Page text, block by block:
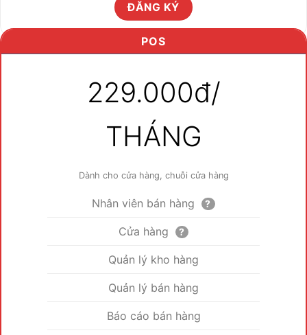
ĐĂNG KÝ
POS
229.000đ/
THÁNG
Dành cho cửa hàng, chuỗi cửa hàng
Nhân viên bán hàng ?
Cửa hàng ?
Quản lý kho hàng
Quản lý bán hàng
Báo cáo bán hàng